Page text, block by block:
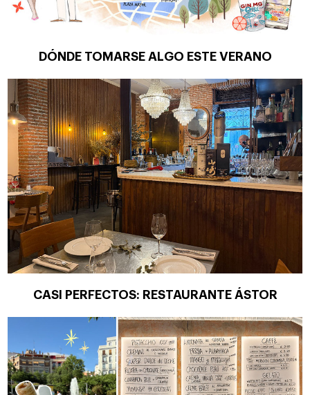
DÓNDE TOMARSE ALGO ESTE VERANO
CASI PERFECTOS: RESTAURANTE ÁSTOR